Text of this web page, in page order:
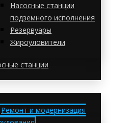
Насосные станции
подземного исполнения
Резервуары
Жироуловители
станции
Ремонт и модернизация